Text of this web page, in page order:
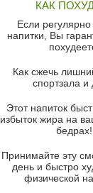
красного перца
Парижский
Суп из спаржи и
Суп-крем из
Французский
Суп из баклажанов
Грибной крем-суп
козьим сыром
КАК
Если регулярно
напитки, Вы
Как сжечь
спортзала и
Этот напиток
избыток жира на
бедрах!
Принимайте эту
день и быстро
физической